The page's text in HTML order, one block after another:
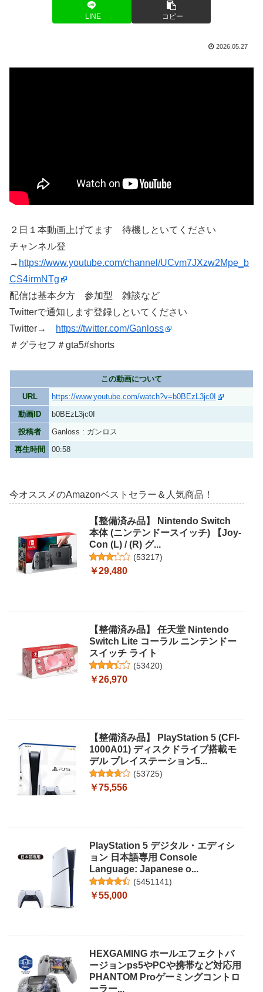
LINE コピー
2026.05.27
２日１本動画上げてます 待機しといてください
チャンネル登
→ https://www.youtube.com/channel/UCvm7JXzw2Mpe_b
CS4irmNTg
配信は基本夕方 参加型 雑談など
Twitterで通知します登録しといてください
Twitter→
https://twitter.com/Ganloss
＃グラセフ＃gta5#shorts
この動画について
URL
https://www.youtube.com/watch?v=b0BEzL3jc0I
動画ID
b0BEzL3jc0I
投稿者
Ganloss : ガンロス
再生時間
00:58
今オススメのAmazonベストセラー＆人気商品！
【整備済み品】 Nintendo Switch
本体 (ニンテンドースイッチ) 【Joy-
Con (L) / (R) グ...
(53217)
￥29,480
【整備済み品】 任天堂 Nintendo
Switch Lite コーラル ニンテンドー
スイッチ ライト
(53420)
￥26,970
【整備済み品】 PlayStation 5 (CFI-
1000A01) ディスクドライブ搭載モ
デル プレイステーション5...
(53725)
￥75,556
PlayStation 5 デジタル・エディシ
ョン 日本語専用 Console
Language: Japanese o...
(5451141)
￥55,000
HEXGAMING ホールエフェクトバ
ージョンps5やPCや携帯など対応用
PHANTOM Proゲーミングコントロ
ーラー...